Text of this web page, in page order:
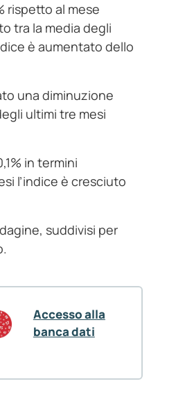
rispetto al mese
tra la media degli
è aumentato dello
una diminuzione
ultimi tre mesi
in termini
l’indice è cresciuto
suddivisi per
Accesso alla
banca dati